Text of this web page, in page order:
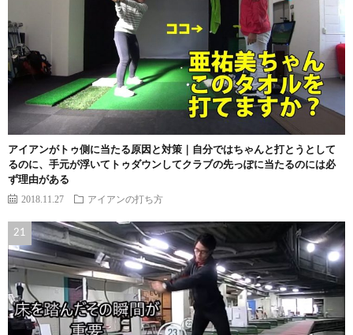
アイアンがトゥ側に当たる原因と対策｜自分ではちゃんと打とうとして
るのに、手元が浮いてトゥダウンしてクラブの先っぽに当たるのには必
ず理由がある
2018.11.27 アイアンの打ち方